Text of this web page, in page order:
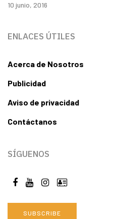
10 junio, 2016
ENLACES ÚTILES
Acerca de Nosotros
Publicidad
Aviso de privacidad
Contáctanos
SÍGUENOS
SUBSCRIBE